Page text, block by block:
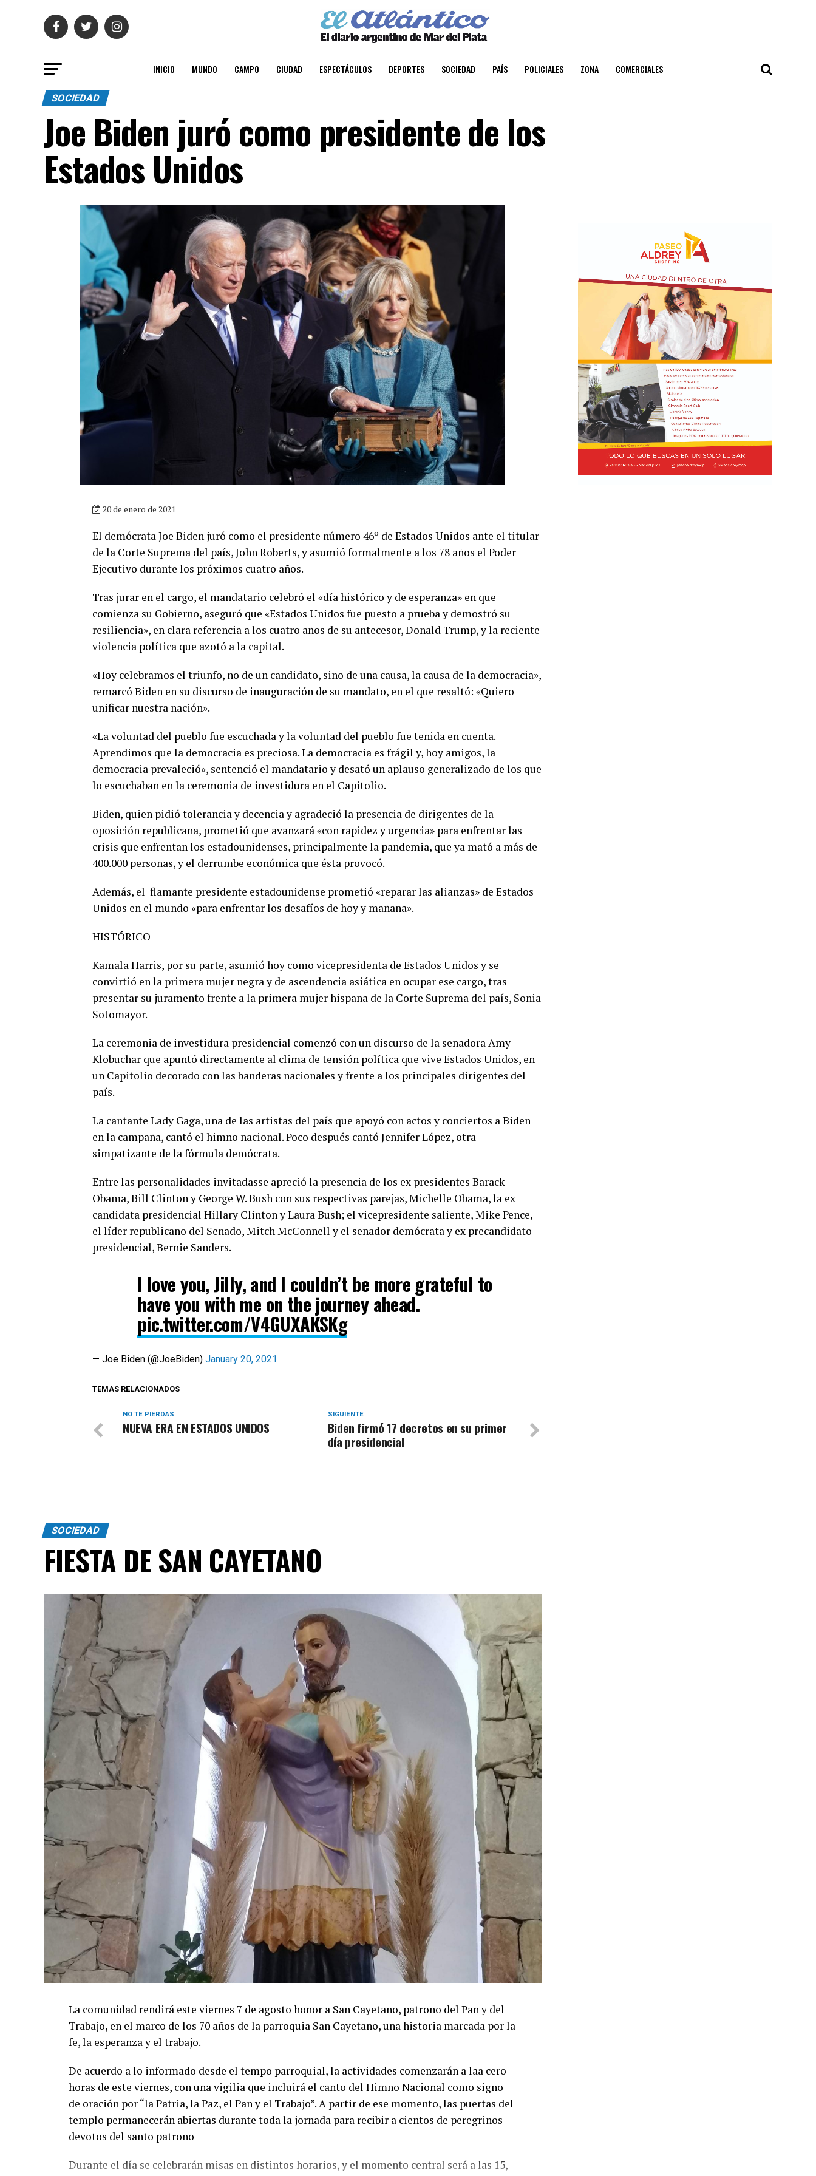
INICIO MUNDO CAMPO CIUDAD ESPECTÁCULOS DEPORTES SOCIEDAD PAÍS POLICIALES ZONA COMERCIALES
SOCIEDAD
Joe Biden juró como presidente de los
Estados Unidos
20 de enero de 2021
El demócrata Joe Biden juró como el presidente número 46º de Estados Unidos ante el titular
de la Corte Suprema del país, John Roberts, y asumió formalmente a los 78 años el Poder
Ejecutivo durante los próximos cuatro años.
Tras jurar en el cargo, el mandatario celebró el «día histórico y de esperanza» en que
comienza su Gobierno, aseguró que «Estados Unidos fue puesto a prueba y demostró su
resiliencia», en clara referencia a los cuatro años de su antecesor, Donald Trump, y la reciente
violencia política que azotó a la capital.
«Hoy celebramos el triunfo, no de un candidato, sino de una causa, la causa de la democracia»,
remarcó Biden en su discurso de inauguración de su mandato, en el que resaltó: «Quiero
unificar nuestra nación».
«La voluntad del pueblo fue escuchada y la voluntad del pueblo fue tenida en cuenta.
Aprendimos que la democracia es preciosa. La democracia es frágil y, hoy amigos, la
democracia prevaleció», sentenció el mandatario y desató un aplauso generalizado de los que
lo escuchaban en la ceremonia de investidura en el Capitolio.
Biden, quien pidió tolerancia y decencia y agradeció la presencia de dirigentes de la
oposición republicana, prometió que avanzará «con rapidez y urgencia» para enfrentar las
crisis que enfrentan los estadounidenses, principalmente la pandemia, que ya mató a más de
400.000 personas, y el derrumbe económica que ésta provocó.
Además, el flamante presidente estadounidense prometió «reparar las alianzas» de Estados
Unidos en el mundo «para enfrentar los desafíos de hoy y mañana».
HISTÓRICO
Kamala Harris, por su parte, asumió hoy como vicepresidenta de Estados Unidos y se
convirtió en la primera mujer negra y de ascendencia asiática en ocupar ese cargo, tras
presentar su juramento frente a la primera mujer hispana de la Corte Suprema del país, Sonia
Sotomayor.
La ceremonia de investidura presidencial comenzó con un discurso de la senadora Amy
Klobuchar que apuntó directamente al clima de tensión política que vive Estados Unidos, en
un Capitolio decorado con las banderas nacionales y frente a los principales dirigentes del
país.
La cantante Lady Gaga, una de las artistas del país que apoyó con actos y conciertos a Biden
en la campaña, cantó el himno nacional. Poco después cantó Jennifer López, otra
simpatizante de la fórmula demócrata.
Entre las personalidades invitadasse apreció la presencia de los ex presidentes Barack
Obama, Bill Clinton y George W. Bush con sus respectivas parejas, Michelle Obama, la ex
candidata presidencial Hillary Clinton y Laura Bush; el vicepresidente saliente, Mike Pence,
el líder republicano del Senado, Mitch McConnell y el senador demócrata y ex precandidato
presidencial, Bernie Sanders.
I love you, Jilly, and I couldn’t be more grateful to
have you with me on the journey ahead.
pic.twitter.com/V4GUXAKSKg
— Joe Biden (@JoeBiden) January 20, 2021
TEMAS RELACIONADOS
SIGUIENTE
Biden firmó 17 decretos en su primer
día presidencial
NO TE PIERDAS
NUEVA ERA EN ESTADOS UNIDOS
SOCIEDAD
FIESTA DE SAN CAYETANO
La comunidad rendirá este viernes 7 de agosto honor a San Cayetano, patrono del Pan y del
Trabajo, en el marco de los 70 años de la parroquia San Cayetano, una historia marcada por la
fe, la esperanza y el trabajo.
De acuerdo a lo informado desde el tempo parroquial, la actividades comenzarán a laa cero
horas de este viernes, con una vigilia que incluirá el canto del Himno Nacional como signo
de oración por “la Patria, la Paz, el Pan y el Trabajo”. A partir de ese momento, las puertas del
templo permanecerán abiertas durante toda la jornada para recibir a cientos de peregrinos
devotos del santo patrono
Durante el día se celebrarán misas en distintos horarios, y el momento central será a las 15,